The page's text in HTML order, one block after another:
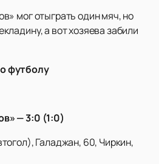
мог отыграть один мяч, но
а вот хозяева забили
футболу
— 3:0 (1:0)
Галаджан, 60, Чиркин,